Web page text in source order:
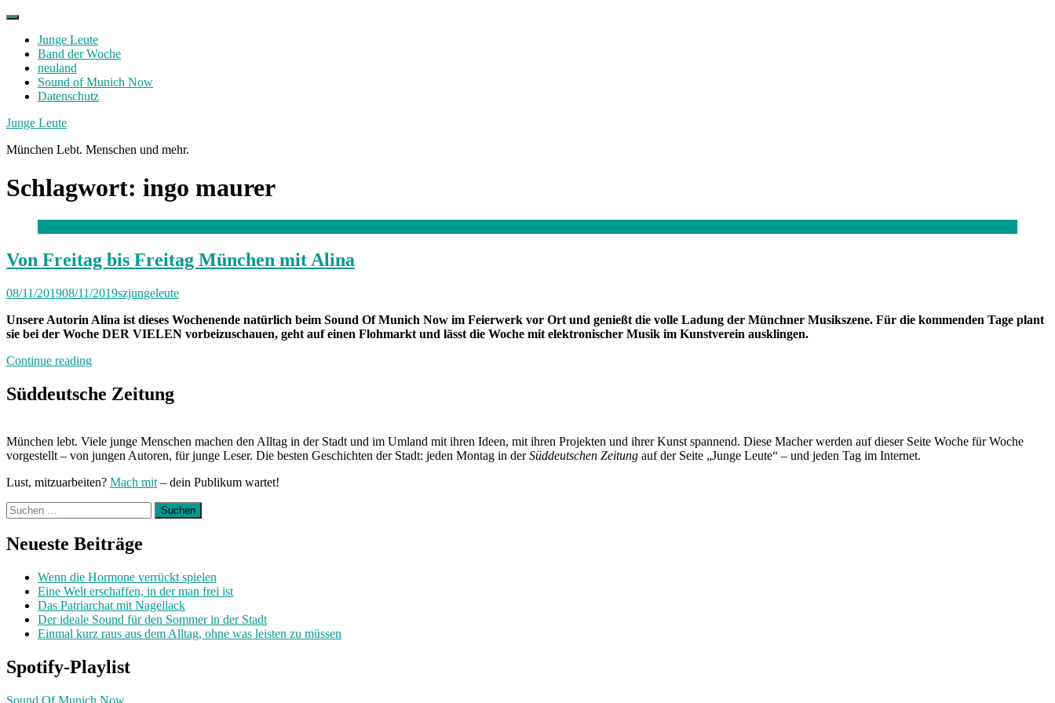
Skip
contentJunge Leute
Band der Woche
neuland
Sound of Munich Now
Datenschutz
Facebook
Twitter
Instagram
Junge Leute
München Lebt. Menschen und mehr.
Schlagwort: ingo maurer
Von Freitag bis Freitag München mit Alina
08/11/201908/11/2019szjungeleute
Unsere Autorin Alina ist dieses Wochenende natürlich beim Sound Of Munich Now im Feierwerk vor Ort und genießt die volle Ladung der Münchner Musikszene. Für die kommenden Tage plant
sie bei der Woche DER VIELEN vorbeizuschauen, geht auf einen Flohmarkt und lässt die Woche mit elektronischer Musik im Kunstverein ausklingen.
Continue reading„Von
bis
Freitag
Alina“
Süddeutsche Zeitung
München lebt. Viele junge Menschen machen den Alltag in der Stadt und im Umland mit ihren Ideen, mit ihren Projekten und ihrer Kunst spannend. Diese Macher werden auf dieser Seite Woche für Woche
vorgestellt – von jungen Autoren, für junge Leser. Die besten Geschichten der Stadt: jeden Montag in derSüddeutschen Zeitung auf der Seite „Junge Leute“ – und jeden Tag im Internet.
Lust, mitzuarbeiten? Mach mit – dein Publikum wartet!
Suchen
nach:
Neueste Beiträge
Wenn die Hormone verrückt spielen
Eine Welt erschaffen, in der man frei ist
Das Patriarchat mit Nagellack
Der ideale Sound für den Sommer in der Stadt
Einmal kurz raus aus dem Alltag, ohne was leisten zu müssen
Spotify-Playlist